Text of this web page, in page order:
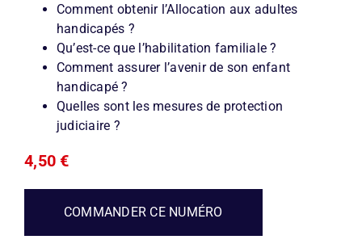
Comment obtenir l’Allocation aux adultes
handicapés ?
Qu’est-ce que l’habilitation familiale ?
Comment assurer l’avenir de son enfant
handicapé ?
Quelles sont les mesures de protection
judiciaire ?
4,50€
COMMANDER CE NUMÉRO